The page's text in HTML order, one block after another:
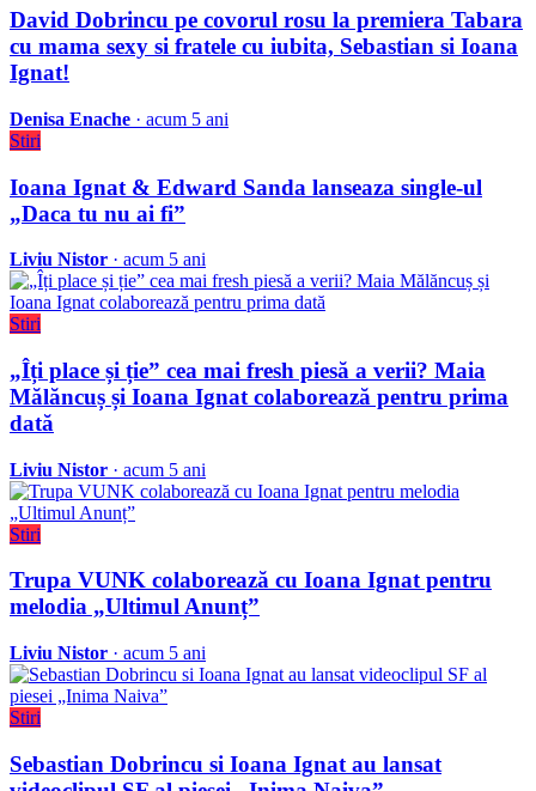
David Dobrincu pe covorul rosu la premiera Tabara
cu mama sexy si fratele cu iubita, Sebastian si Ioana
Ignat!
Denisa Enache · acum 5 ani
Stiri
Ioana Ignat & Edward Sanda lanseaza single-ul
„Daca tu nu ai fi”
Liviu Nistor · acum 5 ani
Stiri
„Îți place și ție” cea mai fresh piesă a verii? Maia
Mălăncuș și Ioana Ignat colaborează pentru prima
dată
Liviu Nistor · acum 5 ani
Stiri
Trupa VUNK colaborează cu Ioana Ignat pentru
melodia „Ultimul Anunț”
Liviu Nistor · acum 5 ani
Stiri
Sebastian Dobrincu si Ioana Ignat au lansat